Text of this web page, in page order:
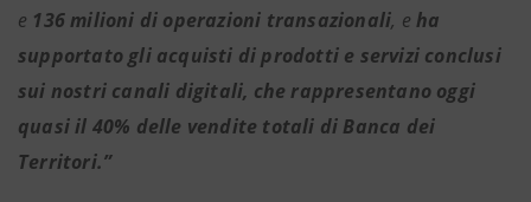
e 136 milioni di operazioni transazionali, eha
supportato gli acquisti di prodotti e servizi conclusi
sui nostri canali digitali, che rappresentano oggi
quasi il 40% delle vendite totali di Banca dei
Territori.”